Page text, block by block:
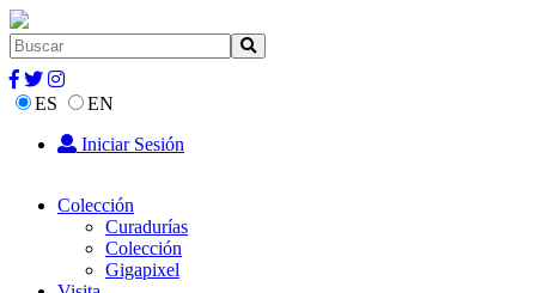
ES
EN
Iniciar Sesión
Colección
Curadurías
Colección
Gigapixel